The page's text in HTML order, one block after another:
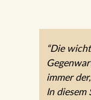
“Die
immer